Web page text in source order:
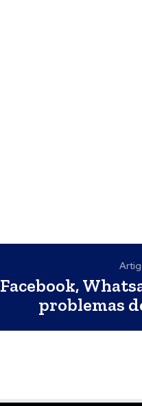
Facebook,
problemas